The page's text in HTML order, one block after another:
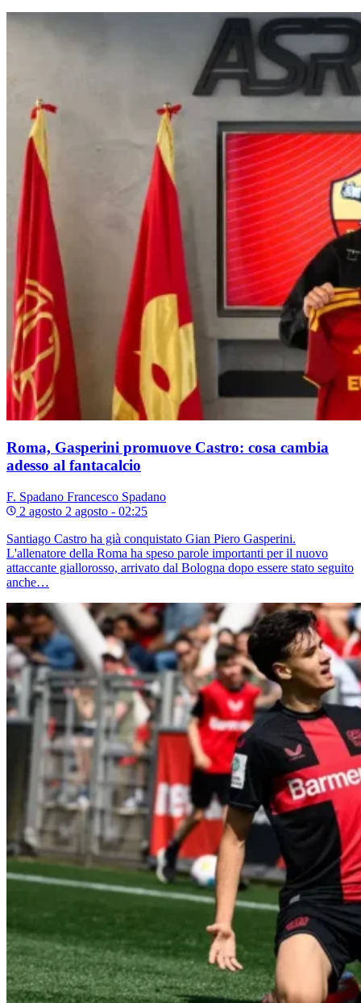
Roma, Gasperini promuove Castro: cosa cambia
adesso al fantacalcio
F. Spadano Francesco Spadano
2 agosto 2 agosto - 02:25
Santiago Castro ha già conquistato Gian Piero Gasperini.
L'allenatore della Roma ha speso parole importanti per il nuovo
attaccante giallorosso, arrivato dal Bologna dopo essere stato seguito
anche…